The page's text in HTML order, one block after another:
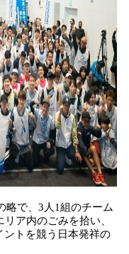
略で、3人1組のチーム
ア内のごみを拾い、
ントを競う日本発祥の